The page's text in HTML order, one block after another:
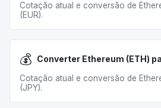
Cotação atual e conversão de
(EUR).
💰 Converter Ethereum (ETH)
Cotação atual e conversão de
(JPY).